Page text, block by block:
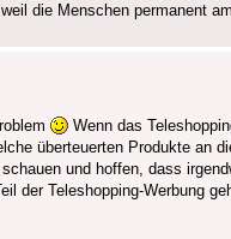
die Menschen permanent
Wenn das
überteuerten Produkte an
und hoffen, dass
der Teleshopping-Werbung